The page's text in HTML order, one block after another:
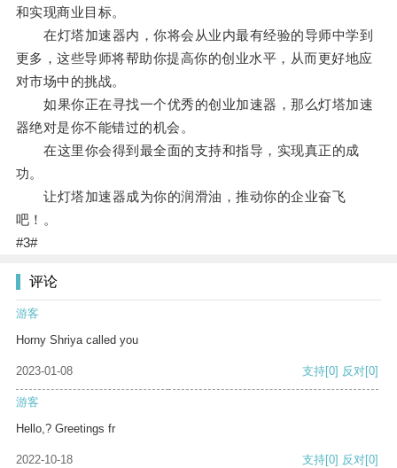
和实现商业目标。
在灯塔加速器内，你将会从业内最有经验的导师中学到
更多，这些导师将帮助你提高你的创业水平，从而更好地应
对市场中的挑战。
如果你正在寻找一个优秀的创业加速器，那么灯塔加速
器绝对是你不能错过的机会。
在这里你会得到最全面的支持和指导，实现真正的成
功。
让灯塔加速器成为你的润滑油，推动你的企业奋飞
吧！。
#3#
评论
游客
Horny Shriya called you
2023-01-08 支持[0] 反对[0]
游客
Hello,? Greetings fr
2022-10-18 支持[0] 反对[0]